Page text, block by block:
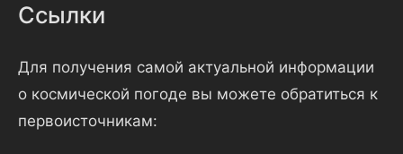
Ссылки
Для получения самой актуальной информации
о космической погоде вы можете обратиться к
первоисточникам: